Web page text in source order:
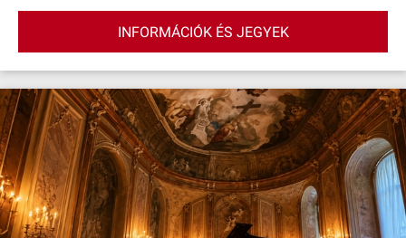
INFORMÁCIÓK ÉS JEGYEK